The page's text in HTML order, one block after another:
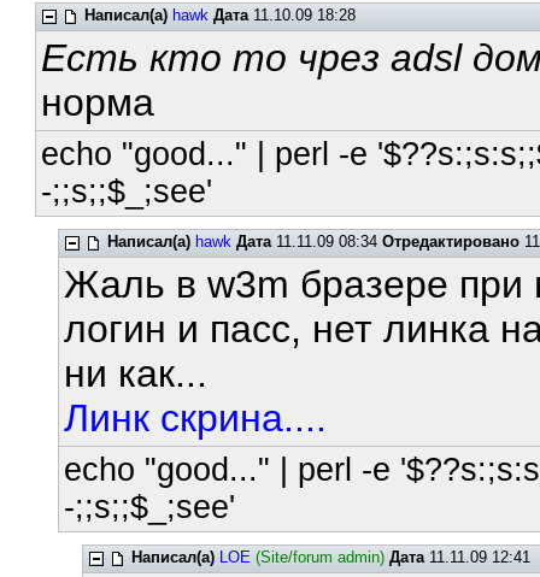
Написал(а) hawk Дата11.10.09 18:28
Есть кто то чрез adsl
норма
echo "good..." | perl -e
-;;s;;$_;see'
Написал(а) hawk Дата11.11.09 08:34Отредактировано
Жаль в w3m бразере
логин и пасс, нет линка
ни как...
Линк скрина....
echo "good..." | perl -e
-;;s;;$_;see'
Написал(а) LOE (Site/forum admin) Дата11.11.09 12:41